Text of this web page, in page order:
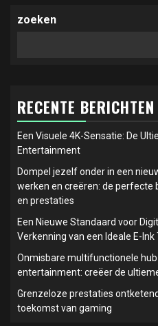
zoeken
RECENTE BERICHTEN
Een Visuele 4K-Sensatie: De
Entertainment
Dompel jezelf onder in een
werken en creëren: de perfecte
en prestaties
Een Nieuwe Standaard voor
Verkenning van een Ideale E-Ink
Onmisbare multifunctionele
entertainment: creëer de
Grenzeloze prestaties
toekomst van gaming